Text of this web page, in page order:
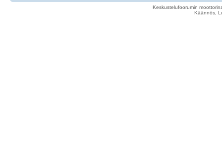
Keskustelufoorumin
Käännös,